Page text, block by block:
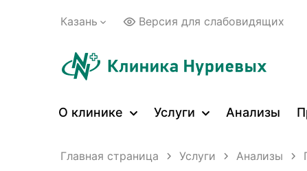
Казань Версия для слабовидящих
О клинике Услуги Анализы
Главная страница Услуги Анализы